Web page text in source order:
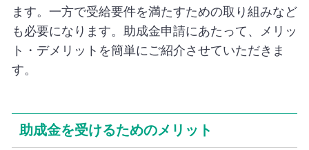
ます。一方で受給要件を満たすための取り組みなど
も必要になります。助成金申請にあたって、メリッ
ト・デメリットを簡単にご紹介させていただきま
す。
助成金を受けるためのメリット